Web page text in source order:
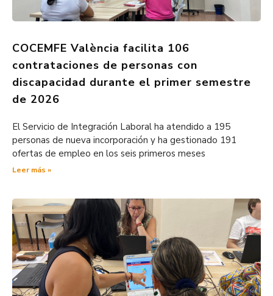
COCEMFE València facilita 106
contrataciones de personas con
discapacidad durante el primer semestre
de 2026
El Servicio de Integración Laboral ha atendido a 195
personas de nueva incorporación y ha gestionado 191
ofertas de empleo en los seis primeros meses
Leer más »